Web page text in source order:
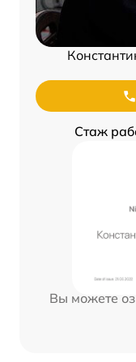
Стаж
Вы можете